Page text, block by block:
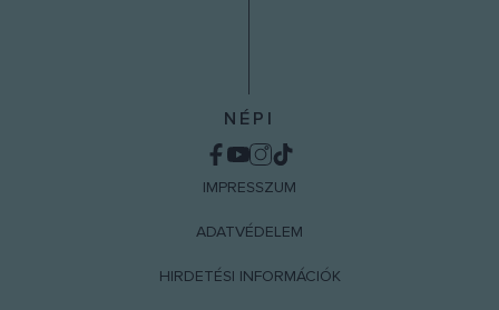
NÉPI
IMPRESSZUM
ADATVÉDELEM
HIRDETÉSI INFORMÁCIÓK